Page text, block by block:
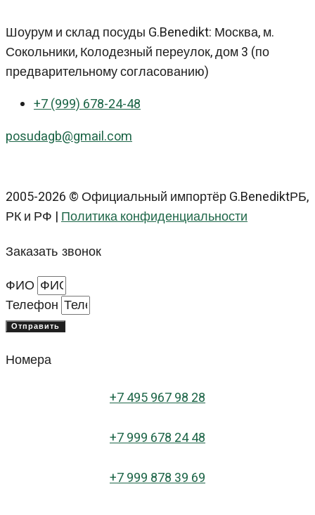
Шоурум и склад посуды G.Benedikt: Москва, м.
Сокольники, Колодезный переулок, дом 3 (по
предварительному согласованию)
+7 (999) 678-24-48
posudagb@gmail.com
2005-2026 © Официальный импортёр G.BenediktРБ,
РК и РФ |Политика конфиденциальности
Заказать звонок
ФИО
Телефон
Отправить
Номера
+7 495 967 98 28
+7 999 678 24 48
+7 999 878 39 69